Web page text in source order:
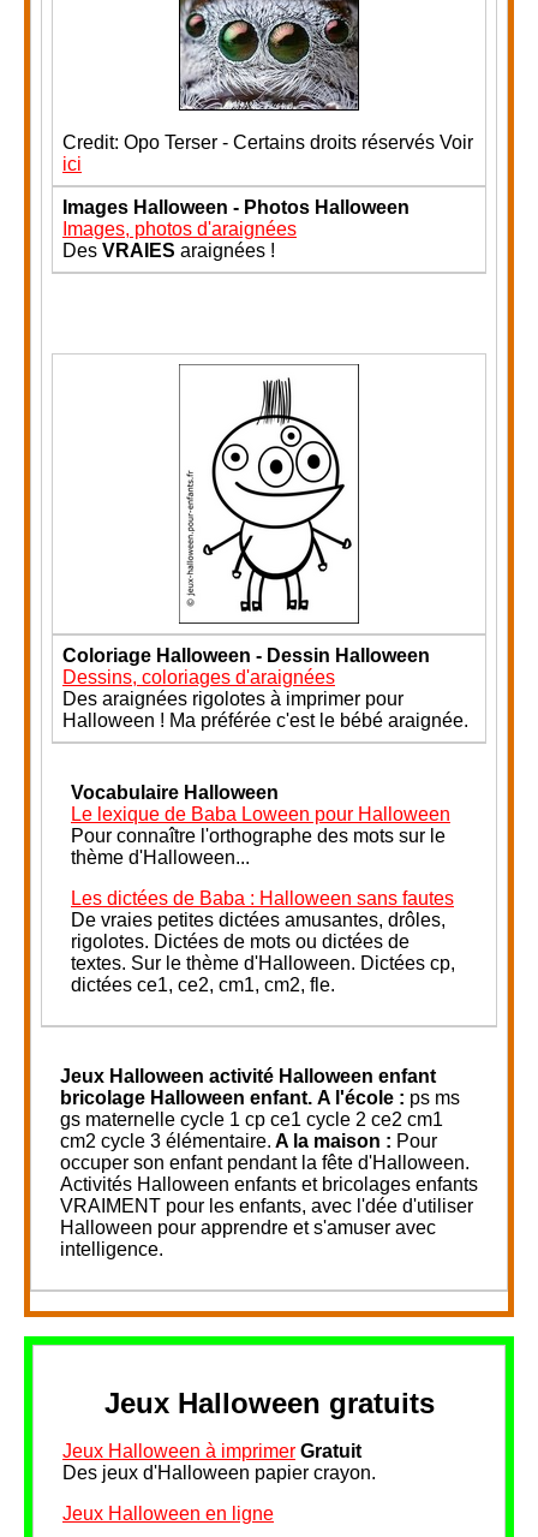
Credit: Opo Terser - Certains droits réservés Voir
ici
Images Halloween - Photos Halloween
Images, photos d'araignées
Des VRAIES araignées !
Coloriage Halloween - Dessin Halloween
Dessins, coloriages d'araignées
Des araignées rigolotes à imprimer pour
Halloween ! Ma préférée c'est le bébé araignée.
Vocabulaire Halloween
Le lexique de Baba Loween pour Halloween
Pour connaître l'orthographe des mots sur le
thème d'Halloween...
Les dictées de Baba : Halloween sans fautes
De vraies petites dictées amusantes, drôles,
rigolotes. Dictées de mots ou dictées de
textes. Sur le thème d'Halloween. Dictées cp,
dictées ce1, ce2, cm1, cm2, fle.
Jeux Halloween activité Halloween enfant
bricolage Halloween enfant. A l'école : ps ms
gs maternelle cycle 1 cp ce1 cycle 2 ce2 cm1
cm2 cycle 3 élémentaire. A la maison : Pour
occuper son enfant pendant la fête d'Halloween.
Activités Halloween enfants et bricolages enfants
VRAIMENT pour les enfants, avec l'dée d'utiliser
Halloween pour apprendre et s'amuser avec
intelligence.
Jeux Halloween gratuits
Jeux Halloween à imprimer Gratuit
Des jeux d'Halloween papier crayon.
Jeux Halloween en ligne